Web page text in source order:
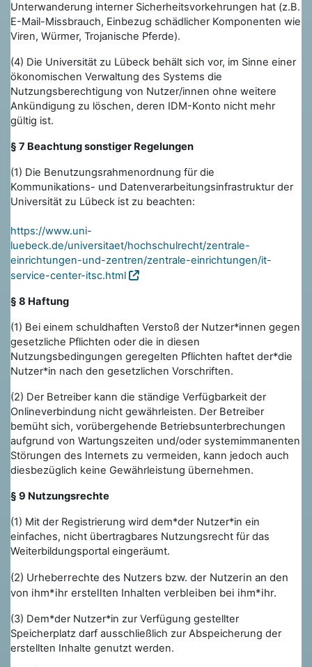
Unterwanderung interner Sicherheitsvorkehrungen hat (z.B.
E-Mail-Missbrauch, Einbezug schädlicher Komponenten wie
Viren, Würmer, Trojanische Pferde).
(4) Die Universität zu Lübeck behält sich vor, im Sinne einer
ökonomischen Verwaltung des Systems die
Nutzungsberechtigung von Nutzer/innen ohne weitere
Ankündigung zu löschen, deren IDM-Konto nicht mehr
gültig ist.
§ 7 Beachtung sonstiger Regelungen
(1) Die Benutzungsrahmenordnung für die
Kommunikations- und Datenverarbeitungsinfrastruktur der
Universität zu Lübeck ist zu beachten:
https://www.uni-
luebeck.de/universitaet/hochschulrecht/zentrale-
einrichtungen-und-zentren/zentrale-einrichtungen/it-
service-center-itsc.html
§ 8 Haftung
(1) Bei einem schuldhaften Verstoß der Nutzer*innen gegen
gesetzliche Pflichten oder die in diesen
Nutzungsbedingungen geregelten Pflichten haftet der*die
Nutzer*in nach den gesetzlichen Vorschriften.
(2) Der Betreiber kann die ständige Verfügbarkeit der
Onlineverbindung nicht gewährleisten. Der Betreiber
bemüht sich, vorübergehende Betriebsunterbrechungen
aufgrund von Wartungszeiten und/oder systemimmanenten
Störungen des Internets zu vermeiden, kann jedoch auch
diesbezüglich keine Gewährleistung übernehmen.
§ 9 Nutzungsrechte
(1) Mit der Registrierung wird dem*der Nutzer*in ein
einfaches, nicht übertragbares Nutzungsrecht für das
Weiterbildungsportal eingeräumt.
(2) Urheberrechte des Nutzers bzw. der Nutzerin an den
von ihm*ihr erstellten Inhalten verbleiben bei ihm*ihr.
(3) Dem*der Nutzer*in zur Verfügung gestellter
Speicherplatz darf ausschließlich zur Abspeicherung der
erstellten Inhalte genutzt werden.